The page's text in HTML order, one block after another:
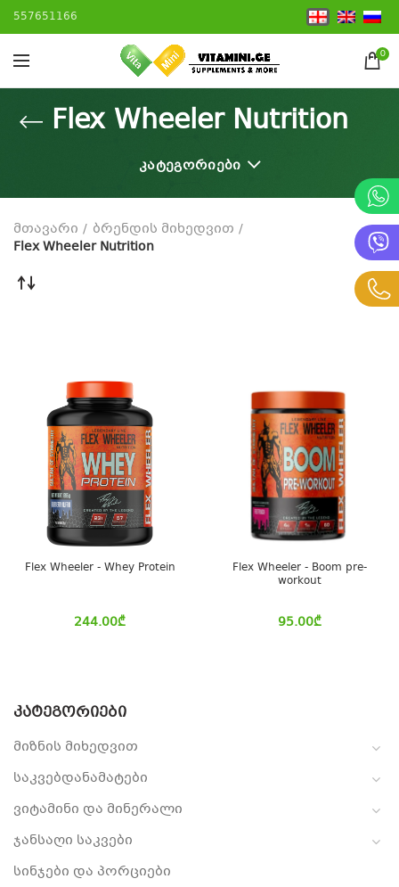
557651166
0
Flex Wheeler Nutrition
ᲙᲐᲢᲔᲒᲝᲠᲘᲔᲑᲘ
ᲙᲐᲢᲔᲒᲝᲠᲘᲔᲑᲘ
მიზნის მიხედვით
საკვებდანამატები
ვიტამინი და მინერალი
ჯანსაღი საკვები
სინჯები და პორციები
მთავარი
ბრენდის მიხედვით
Flex Wheeler Nutrition
Flex Wheeler - Whey Protein
244.00₾
Flex Wheeler - Boom pre-
workout
95.00₾